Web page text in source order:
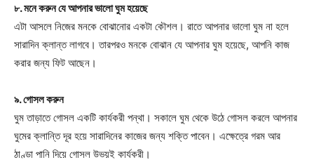
৮. মনে করুন যে আপনার ভালো ঘুম হয়েছে
এটা আসলে নিজের মনকে বোঝানোর একটা কৌশল। রাতে আপনার ভালো ঘুম না হলে
সারাদিন ক্লান্ত লাগবে। তারপরও মনকে বোঝান যে আপনার ঘুম হয়েছে, আপনি কাজ
করার জন্য ফিট আছেন।
৯. গোসল করুন
ঘুম তাড়াতে গোসল একটি কার্যকরী পন্থা। সকালে ঘুম থেকে উঠে গোসল করলে আপনার
ঘুমের ক্লান্তি দূর হয়ে সারাদিনের কাজের জন্য শক্তি পাবেন। এক্ষেত্রে গরম আর
ঠাণ্ডা পানি দিয়ে গোসল উভয়ই কার্যকরী।